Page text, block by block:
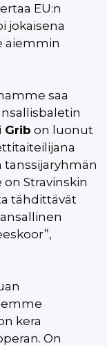
EU:n
jokaisena
aiemmin
saa
Grib on luonut
tanssijaryhmän
Stravinskin
tähdittävät
kera
On